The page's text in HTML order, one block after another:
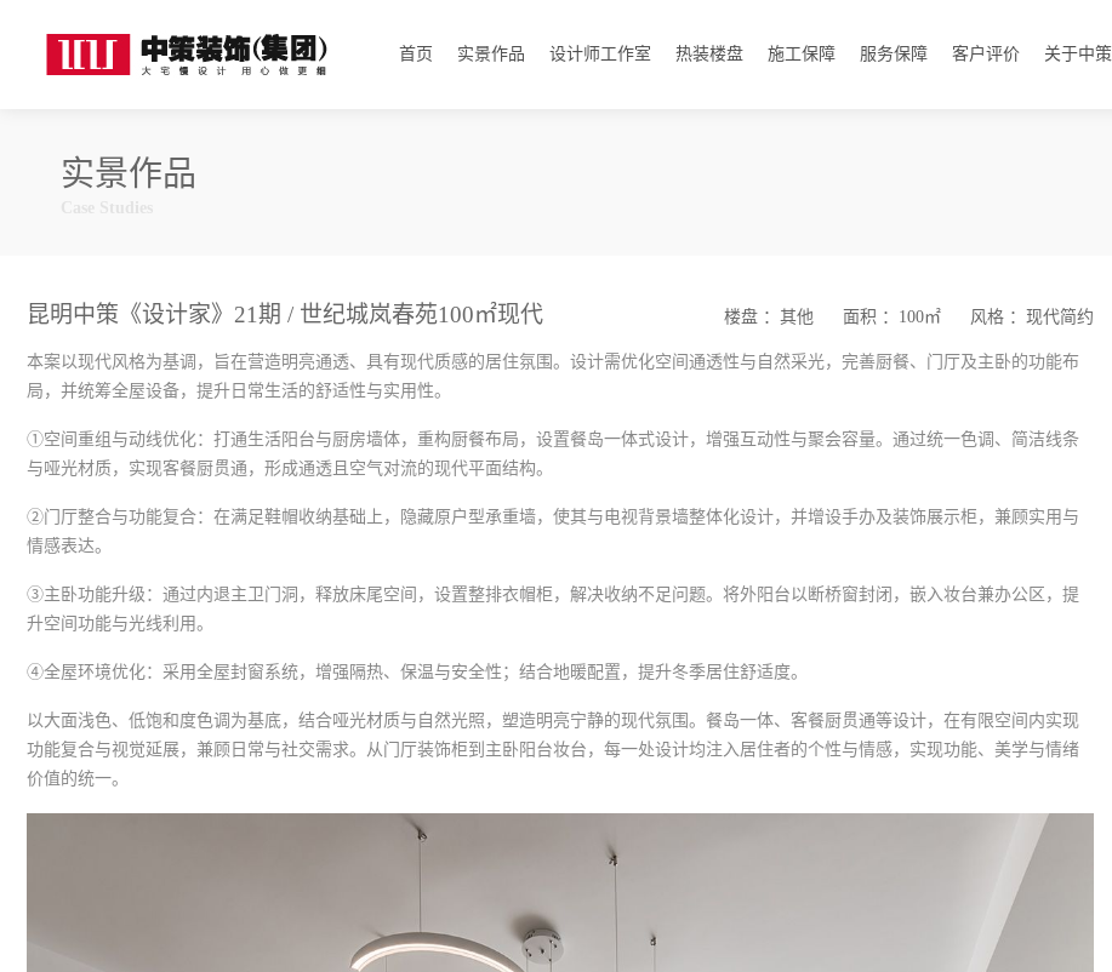
首页 实景作品 设计师工作室 热装楼盘 施工保障 服务保障 客户评价 关于中策
实景作品
昆明中策《设计家》21期 / 世纪城岚春苑100㎡现代 楼盘 ：其他 面积 ：100㎡ 风格 ：现代简约
本案以现代风格为基调，旨在营造明亮通透、具有现代质感的居住氛围。设计需优化空间通透性与自然采光，完善厨餐、门厅及主卧的功能布
局，并统筹全屋设备，提升日常生活的舒适性与实用性。
①空间重组与动线优化：打通生活阳台与厨房墙体，重构厨餐布局，设置餐岛一体式设计，增强互动性与聚会容量。通过统一色调、简洁线条
与哑光材质，实现客餐厨贯通，形成通透且空气对流的现代平面结构。
②门厅整合与功能复合：在满足鞋帽收纳基础上，隐藏原户型承重墙，使其与电视背景墙整体化设计，并增设手办及装饰展示柜，兼顾实用与
情感表达。
③主卧功能升级：通过内退主卫门洞，释放床尾空间，设置整排衣帽柜，解决收纳不足问题。将外阳台以断桥窗封闭，嵌入妆台兼办公区，提
升空间功能与光线利用。
④全屋环境优化：采用全屋封窗系统，增强隔热、保温与安全性；结合地暖配置，提升冬季居住舒适度。
以大面浅色、低饱和度色调为基底，结合哑光材质与自然光照，塑造明亮宁静的现代氛围。餐岛一体、客餐厨贯通等设计，在有限空间内实现
功能复合与视觉延展，兼顾日常与社交需求。从门厅装饰柜到主卧阳台妆台，每一处设计均注入居住者的个性与情感，实现功能、美学与情绪
价值的统一。